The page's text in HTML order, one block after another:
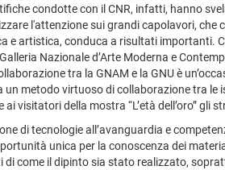
condotte con il CNR, infatti, hanno
l'attenzione sui grandi capolavori, che
e artistica, conduca a risultati importanti.
Nazionale d’Arte Moderna e
tra la GNAM e la GNU è
un metodo virtuoso di collaborazione tra le
ai visitatori della mostra “L’età dell’oro” gli
di tecnologie all’avanguardia e
unica per la conoscenza dei
di come il dipinto sia stato realizzato,